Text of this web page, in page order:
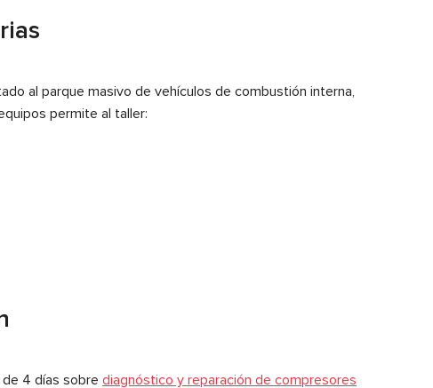
al parque masivo de vehículos de combustión interna,
permite al taller:
4 días sobre diagnóstico y reparación de compresores